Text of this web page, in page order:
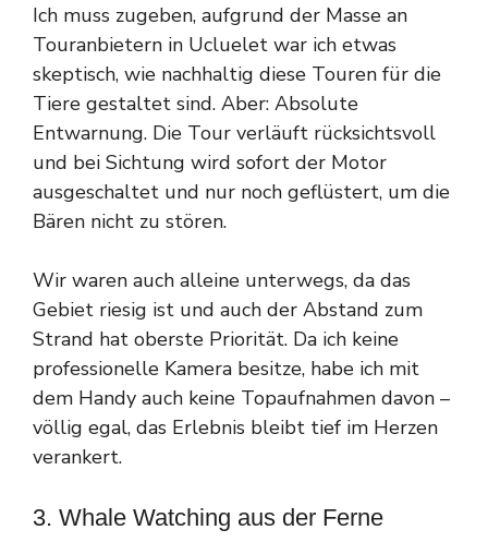
Ich muss zugeben, aufgrund der Masse an
Touranbietern in Ucluelet war ich etwas
skeptisch, wie nachhaltig diese Touren für die
Tiere gestaltet sind. Aber: Absolute
Entwarnung. Die Tour verläuft rücksichtsvoll
und bei Sichtung wird sofort der Motor
ausgeschaltet und nur noch geflüstert, um die
Bären nicht zu stören.
Wir waren auch alleine unterwegs, da das
Gebiet riesig ist und auch der Abstand zum
Strand hat oberste Priorität. Da ich keine
professionelle Kamera besitze, habe ich mit
dem Handy auch keine Topaufnahmen davon –
völlig egal, das Erlebnis bleibt tief im Herzen
verankert.
3. Whale Watching aus der Ferne